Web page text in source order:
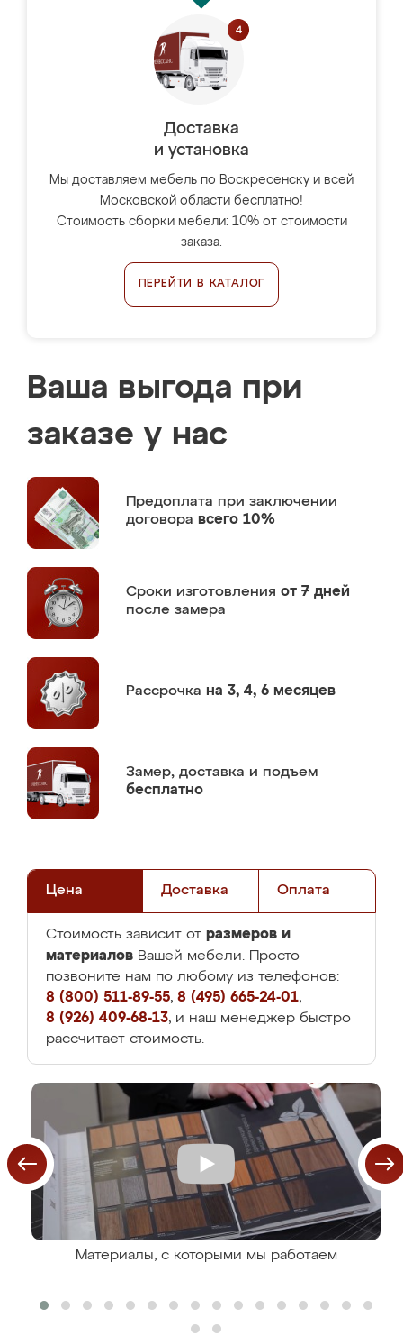
Доставка
и установка
Мы доставляем мебель по Воскресенску и всей
Московской области бесплатно!
Стоимость сборки мебели: 10% от стоимости
заказа.
ПЕРЕЙТИ В КАТАЛОГ
Ваша выгода при
заказе у нас
Предоплата при заключении
договора всего 10%
Сроки изготовления от 7 дней
после замера
Рассрочка на 3, 4, 6 месяцев
Замер, доставка и подъем
бесплатно
Цена Доставка Оплата
Стоимость зависит от размеров и
материалов Вашей мебели. Просто
позвоните нам по любому из телефонов:
8 (800) 511-89-55, 8 (495) 665-24-01,
8 (926) 409-68-13, и наш менеджер быстро
рассчитает стоимость.
Материалы, с которыми мы работаем